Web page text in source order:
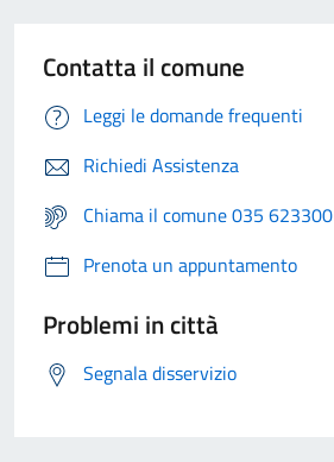
Contatta il comune
Leggi le domande frequenti
Richiedi Assistenza
Chiama il comune 035 623300
Prenota un appuntamento
Problemi in città
Segnala disservizio